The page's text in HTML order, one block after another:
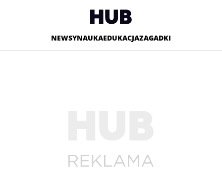
NEWSYNAUKAEDUKACJAZAGADKI